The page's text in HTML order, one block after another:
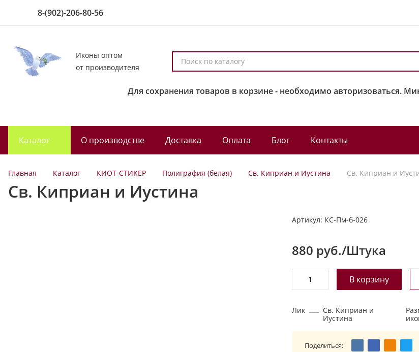
8-(902)-206-80-56
Иконы оптом
от производителя
о
с
к
а
а
л
Для сохранения товаров в корзине - необходимо авторизоваться.
Каталог О производстве Доставка Оплата Блог Контакты
Главная Каталог КИОТ-СТИКЕР Полиграфия (белая) Св. Киприан и Иустина Св. Киприан и
Св. Киприан и Иустина
Артикул: КС-Пм-б-026
880 руб./Штука
Лик
Св. Киприан и
Иустина
Поделиться: